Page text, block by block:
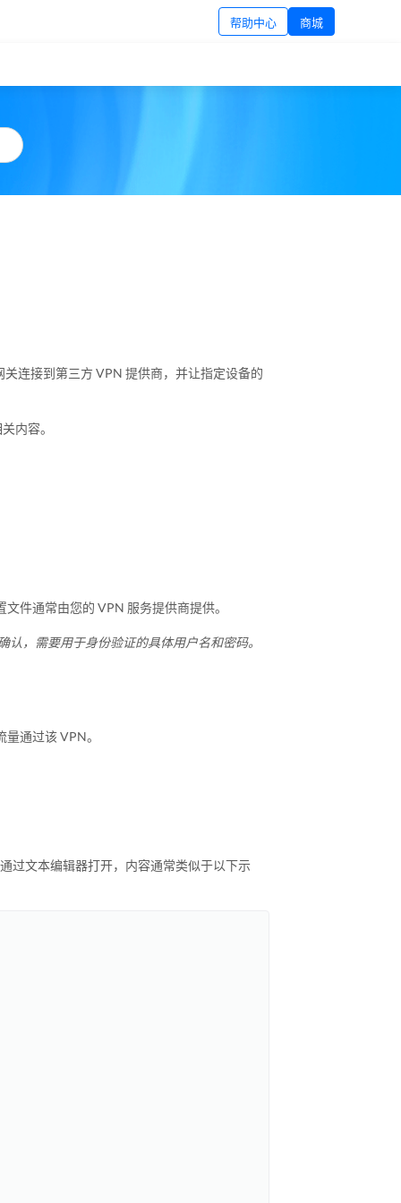
帮助中心 商城
连接到第三方 VPN 提供商，并让指定设备的
内容。
件通常由您的 VPN 服务提供商提供。
，需要用于身份验证的具体用户名和密码。
通过该 VPN。
过文本编辑器打开，内容通常类似于以下示